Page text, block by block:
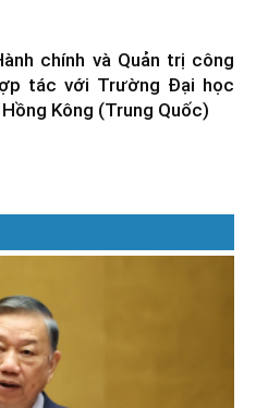
chính và Quản trị công
tác với Trường Đại học
Kông (Trung Quốc)